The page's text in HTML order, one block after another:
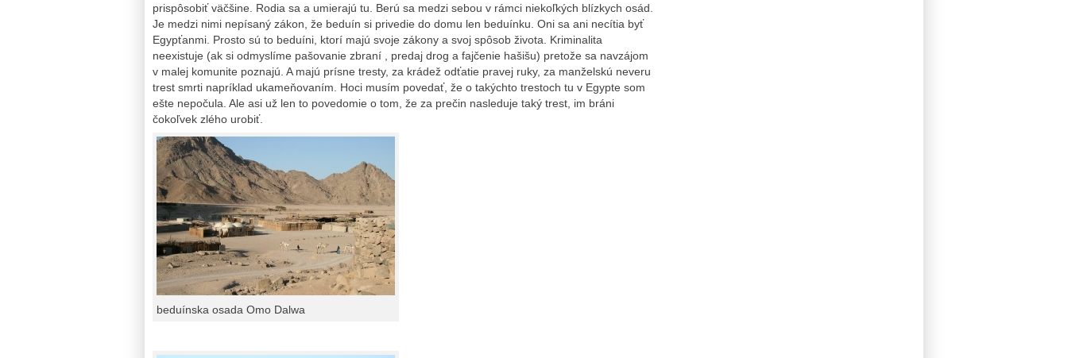
prispôsobiť väčšine. Rodia sa a umierajú tu. Berú sa medzi sebou v rámci niekoľkých blízkych osád.
Je medzi nimi nepísaný zákon, že beduín si privedie do domu len beduínku. Oni sa ani necítia byť
Egypťanmi. Prosto sú to beduíni, ktorí majú svoje zákony a svoj spôsob života. Kriminalita
neexistuje (ak si odmyslíme pašovanie zbraní , predaj drog a fajčenie hašišu) pretože sa navzájom
v malej komunite poznajú. A majú prísne tresty, za krádež odťatie pravej ruky, za manželskú neveru
trest smrti napríklad ukameňovaním. Hoci musím povedať, že o takýchto trestoch tu v Egypte som
ešte nepočula. Ale asi už len to povedomie o tom, že za prečin nasleduje taký trest, im bráni
čokoľvek zlého urobiť.
beduínska osada Omo Dalwa